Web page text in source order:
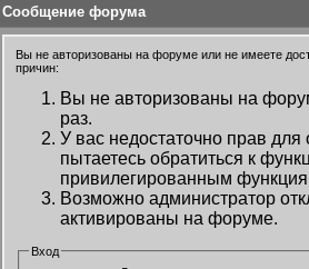
Сообщение форума
Вы не авторизованы на форуме или не имеете
причин:
Вы не авторизованы на
раз.
У вас недостаточно прав
пытаетесь обратиться к
привилегированным
Возможно администратор
активированы на форуме.
Вход